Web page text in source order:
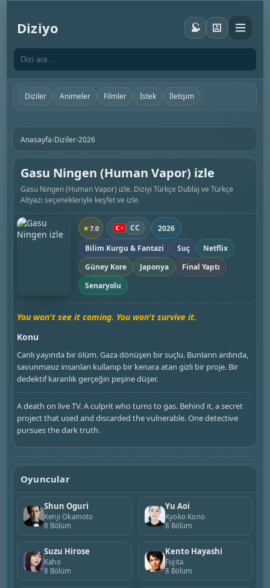
Diziyo
Diziler Animeler Filmler İstek İletişim
Anasayfa›Diziler›2026
Gasu Ningen (Human Vapor) izle
Gasu Ningen (Human Vapor) izle. Diziyi Türkçe Dublaj ve Türkçe
Altyazı seçenekleriyle keşfet ve izle.
★7.0 CC
2026
Bilim Kurgu & Fantazi
Suç
Netflix
Güney Kore
Japonya
Final Yaptı
Senaryolu
You won't see it coming. You won't survive it.
Konu
Canlı yayında bir ölüm. Gaza dönüşen bir suçlu. Bunların ardında,
savunmasız insanları kullanıp bir kenara atan gizli bir proje. Bir
dedektif karanlık gerçeğin peşine düşer.
A death on live TV. A culprit who turns to gas. Behind it, a secret
project that used and discarded the vulnerable. One detective
pursues the dark truth.
Oyuncular
Shun Oguri
Kenji Okamoto
8 Bölüm
Yu Aoi
Kyoko Kono
8 Bölüm
Suzu Hirose
Kaho
8 Bölüm
Kento Hayashi
Fujita
8 Bölüm